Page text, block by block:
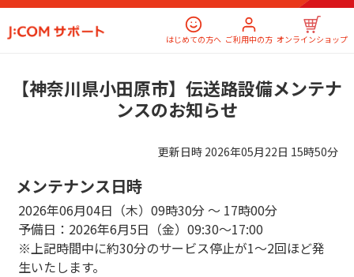
はじめての方へ ご利用中の方 オンラインショップ
【神奈川県小田原市】伝送路設備メンテナ
ンスのお知らせ
更新日時 2026年05月22日 15時50分
メンテナンス日時
2026年06月04日（木）09時30分 ～ 17時00分
予備日：2026年6月5日（金）09:30～17:00
※上記時間中に約30分のサービス停止が1～2回ほど発
生いたします。